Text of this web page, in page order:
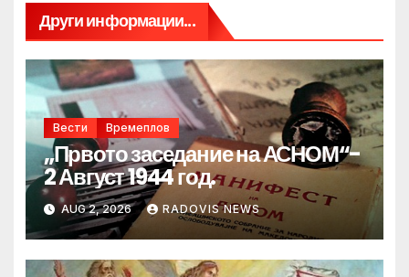
Други информации...
Вести Времеплов
„Првото заседание на АСНОМ“-
2 Август 1944 год.
AUG 2, 2026 RADOVIS NEWS